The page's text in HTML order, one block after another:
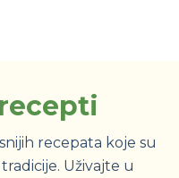
recepata koje su
Uživajte u